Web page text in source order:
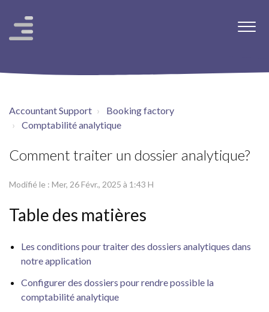
Accountant Support
Booking factory
Comptabilité analytique
Comment traiter un dossier analytique?
Modifié le : Mer, 26 Févr., 2025 à 1:43 H
Table des matières
Les conditions pour traiter des dossiers analytiques dans
notre application
Configurer des dossiers pour rendre possible la
comptabilité analytique